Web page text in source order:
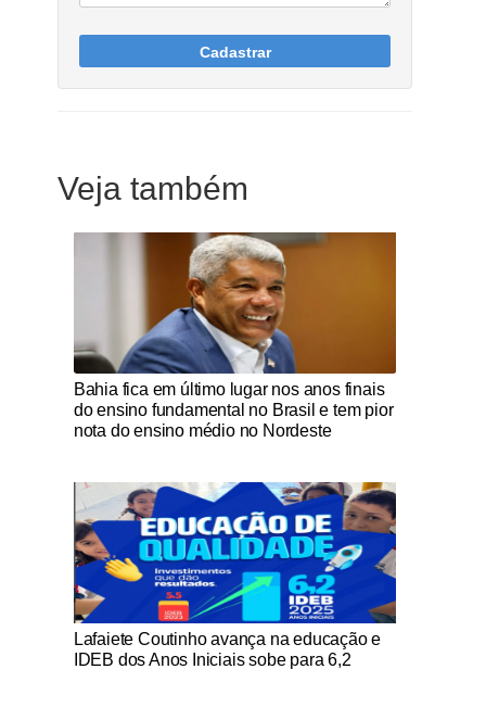
Cadastrar
Veja também
Notícias Católicas
Bahia fica em último lugar nos anos finais
do ensino fundamental no Brasil e tem pior
nota do ensino médio no Nordeste
Notícias Católicas
Lafaiete Coutinho avança na educação e
IDEB dos Anos Iniciais sobe para 6,2